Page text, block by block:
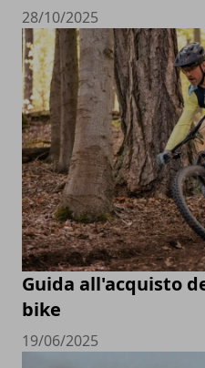
28/10/2025
Guida all'acquisto
bike
19/06/2025